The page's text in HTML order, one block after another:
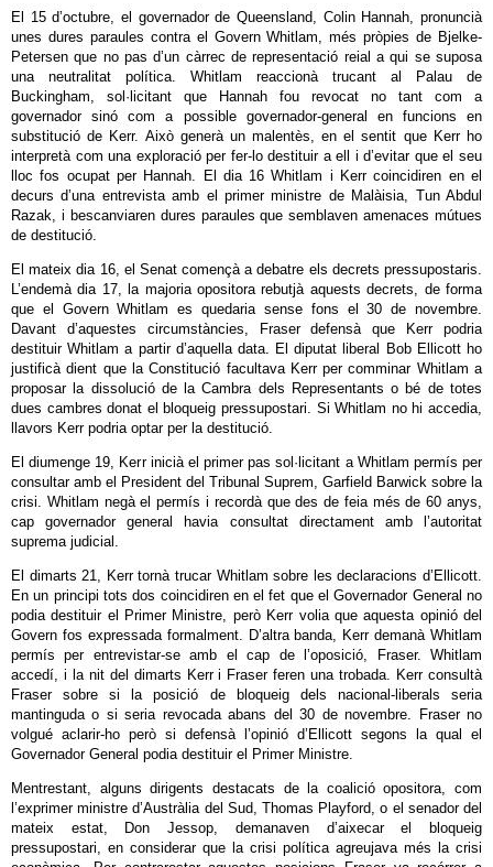
El 15 d’octubre, el governador de Queensland, Colin Hannah, pronuncià
unes dures paraules contra el Govern Whitlam, més pròpies de Bjelke-
Petersen que no pas d’un càrrec de representació reial a qui se suposa
una neutralitat política. Whitlam reaccionà trucant al Palau de
Buckingham, sol·licitant que Hannah fou revocat no tant com a
governador sinó com a possible governador-general en funcions en
substitució de Kerr. Això generà un malentès, en el sentit que Kerr ho
interpretà com una exploració per fer-lo destituir a ell i d’evitar que el seu
lloc fos ocupat per Hannah. El dia 16 Whitlam i Kerr coincidiren en el
decurs d’una entrevista amb el primer ministre de Malàisia, Tun Abdul
Razak, i bescanviaren dures paraules que semblaven amenaces mútues
de destitució.
El mateix dia 16, el Senat començà a debatre els decrets pressupostaris.
L’endemà dia 17, la majoria opositora rebutjà aquests decrets, de forma
que el Govern Whitlam es quedaria sense fons el 30 de novembre.
Davant d’aquestes circumstàncies, Fraser defensà que Kerr podria
destituir Whitlam a partir d’aquella data. El diputat liberal Bob Ellicott ho
justificà dient que la Constitució facultava Kerr per comminar Whitlam a
proposar la dissolució de la Cambra dels Representants o bé de totes
dues cambres donat el bloqueig pressupostari. Si Whitlam no hi accedia,
llavors Kerr podria optar per la destitució.
El diumenge 19, Kerr inicià el primer pas sol·licitant a Whitlam permís per
consultar amb el President del Tribunal Suprem, Garfield Barwick sobre la
crisi. Whitlam negà el permís i recordà que des de feia més de 60 anys,
cap governador general havia consultat directament amb l’autoritat
suprema judicial.
El dimarts 21, Kerr tornà trucar Whitlam sobre les declaracions d’Ellicott.
En un principi tots dos coincidiren en el fet que el Governador General no
podia destituir el Primer Ministre, però Kerr volia que aquesta opinió del
Govern fos expressada formalment. D’altra banda, Kerr demanà Whitlam
permís per entrevistar-se amb el cap de l’oposició, Fraser. Whitlam
accedí, i la nit del dimarts Kerr i Fraser feren una trobada. Kerr consultà
Fraser sobre si la posició de bloqueig dels nacional-liberals seria
mantinguda o si seria revocada abans del 30 de novembre. Fraser no
volgué aclarir-ho però si defensà l’opinió d’Ellicott segons la qual el
Governador General podia destituir el Primer Ministre.
Mentrestant, alguns dirigents destacats de la coalició opositora, com
l’exprimer ministre d’Austràlia del Sud, Thomas Playford, o el senador del
mateix estat, Don Jessop, demanaven d’aixecar el bloqueig
pressupostari, en considerar que la crisi política agreujava més la crisi